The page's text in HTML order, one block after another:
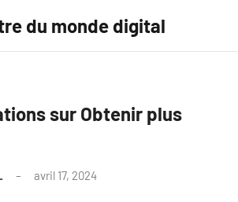
du monde digital
sur Obtenir plus
avril 17, 2024